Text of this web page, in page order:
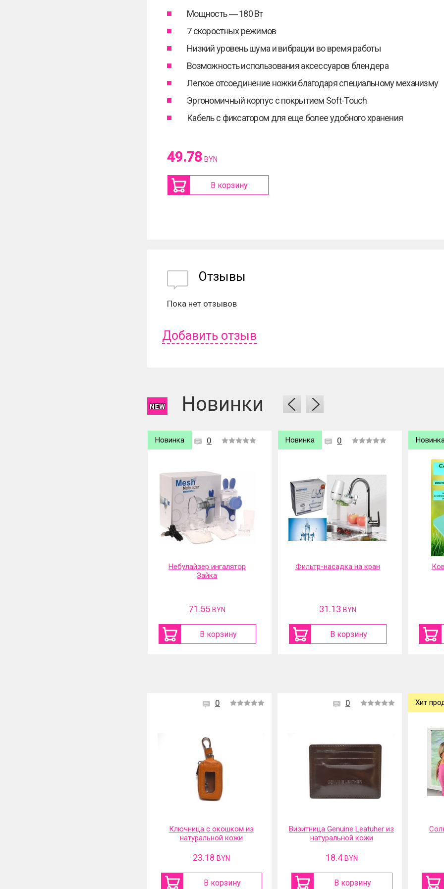
Мощность ― 180 Вт
7 скоростных режимов
Низкий уровень шума и вибрации во время работы
Возможность использования аксессуаров блендера
Легкое отсоединение ножки благодаря специальному механизму
Эргономичный корпус с покрытием Soft-Touch
Кабель с фиксатором для еще более удобного хранения
49.78 BYN
В корзину
Отзывы
Пока нет отзывов
Добавить отзыв
Новинки
0
Новинка
Небулайзер ингалятор
Зайка
71.55BYN
В корзину
0
Новинка
Фильтр-насадка на кран
31.13 BYN
В корзину
0
Ключница с окошком из
натуральной кожи
23.18 BYN
В корзину
0
Визитница Genuine Leatuher из
натуральной кожи
18.4 BYN
В корзину
Хит